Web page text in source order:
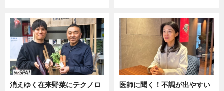
消えゆく在来野菜にテクノロ
医師に聞く！不調が出やすい